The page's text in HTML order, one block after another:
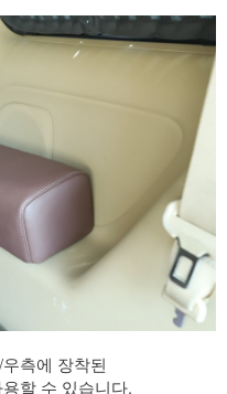
측에 장착된
할 수 있습니다.